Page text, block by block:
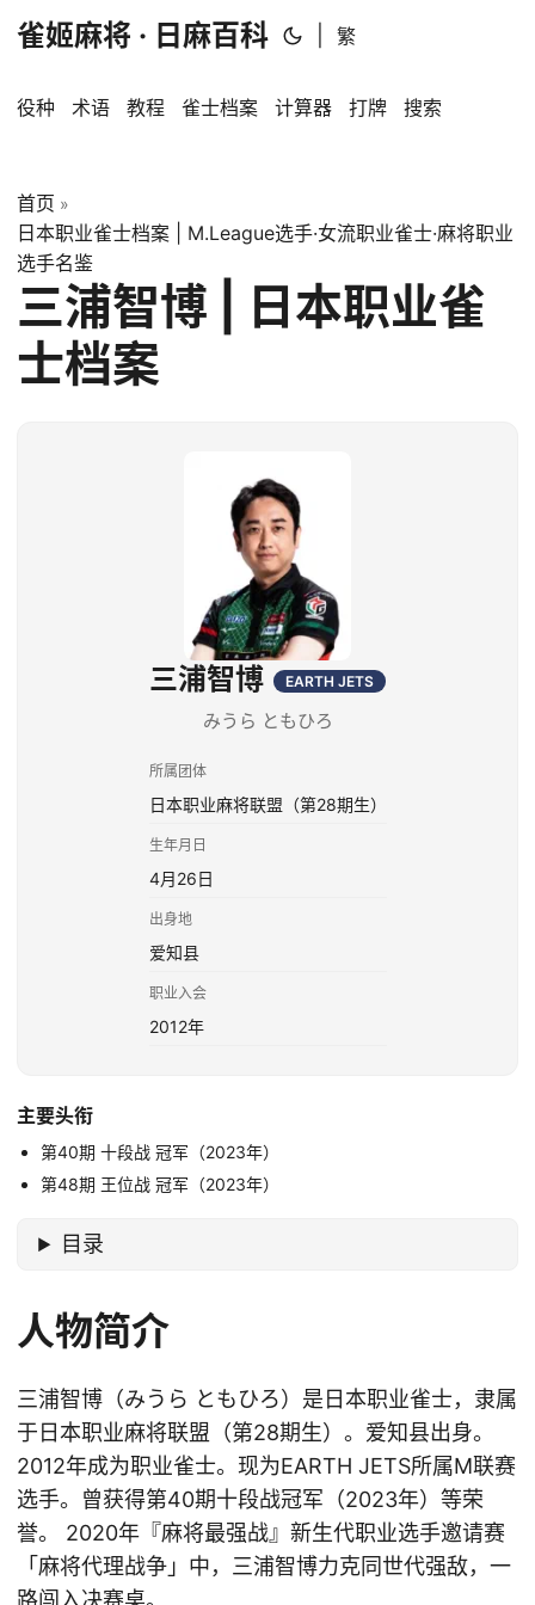
雀姬麻将 · 日麻百科 繁
役种 术语 教程 雀士档案 计算器 打牌 搜索
首页 »
日本职业雀士档案 | M.League选手·女流职业雀士·麻将职业
选手名鉴
三浦智博 | 日本职业雀
士档案
三浦智博 EARTH JETS
みうら ともひろ
所属团体
日本职业麻将联盟（第28期生）
生年月日
4月26日
出身地
爱知县
职业入会
2012年
主要头衔
第40期 十段战 冠军（2023年）
第48期 王位战 冠军（2023年）
目录
人物简介
三浦智博（みうら ともひろ）是日本职业雀士，隶属
于日本职业麻将联盟（第28期生）。爱知县出身。
2012年成为职业雀士。现为EARTH JETS所属M联赛
选手。曾获得第40期十段战冠军（2023年）等荣
誉。 2020年『麻将最强战』新生代职业选手邀请赛
「麻将代理战争」中，三浦智博力克同世代强敌，一